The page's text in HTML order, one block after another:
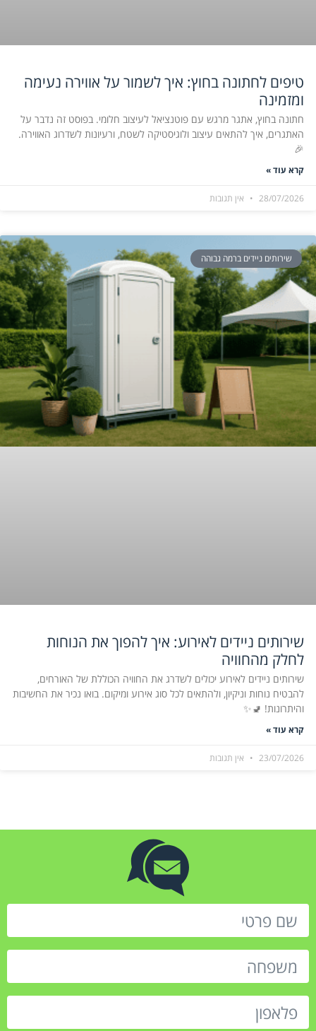
טיפים לחתונה בחוץ: איך לשמור על אווירה נעימה
ומזמינה
חתונה בחוץ, אתגר מרגש עם פוטנציאל לעיצוב חלומי. בפוסט זה נדבר על
האתגרים, איך להתאים עיצוב ולוגיסטיקה לשטח, ורעיונות לשדרוג האווירה.
🎉
קרא עוד »
28/07/2026 אין תגובות
שירותים ניידים ברמה גבוהה
שירותים ניידים לאירוע: איך להפוך את הנוחות
לחלק מהחוויה
שירותים ניידים לאירוע יכולים לשדרג את החוויה הכוללת של האורחים,
להבטיח נוחות וניקיון, ולהתאים לכל סוג אירוע ומיקום. בואו נכיר את החשיבות
והיתרונות! 🚽✨
קרא עוד »
23/07/2026 אין תגובות